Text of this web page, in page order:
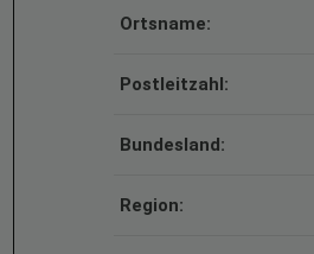
Ortsname:
Postleitzahl:
Bundesland:
Region: